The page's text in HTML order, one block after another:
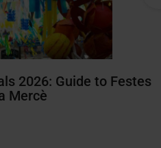
2026: Guide to Festes
Mercè